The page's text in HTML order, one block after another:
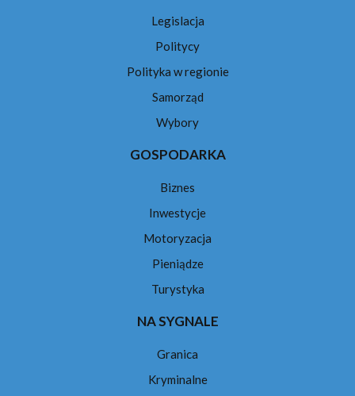
Legislacja
Politycy
Polityka w regionie
Samorząd
Wybory
GOSPODARKA
Biznes
Inwestycje
Motoryzacja
Pieniądze
Turystyka
NA SYGNALE
Granica
Kryminalne